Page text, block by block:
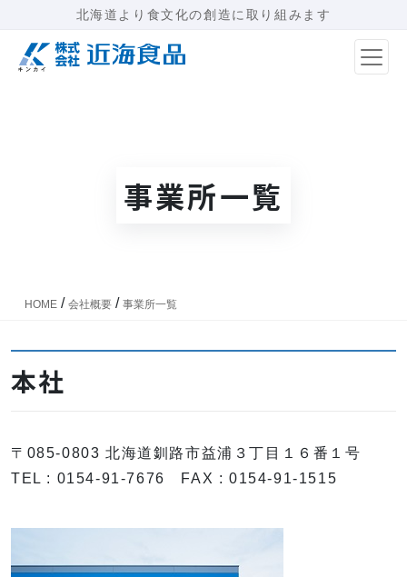
北海道より食文化の創造に取り組みます
メインナビゲーション
事業所一覧
HOME / 会社概要 / 事業所一覧
本社
〒085-0803 北海道釧路市益浦３丁目１６番１号
TEL : 0154-91-7676 FAX : 0154-91-1515